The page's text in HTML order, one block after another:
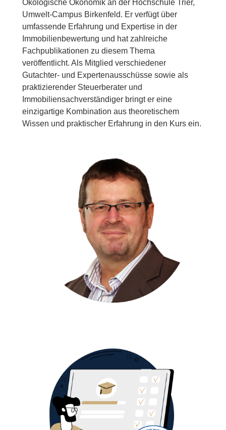
Ökologische Ökonomik an der Hochschule Trier,
Umwelt-Campus Birkenfeld. Er verfügt über
umfassende Erfahrung und Expertise in der
Immobilienbewertung und hat zahlreiche
Fachpublikationen zu diesem Thema
veröffentlicht. Als Mitglied verschiedener
Gutachter- und Expertenausschüsse sowie als
praktizierender Steuerberater und
Immobiliensachverständiger bringt er eine
einzigartige Kombination aus theoretischem
Wissen und praktischer Erfahrung in den Kurs ein.